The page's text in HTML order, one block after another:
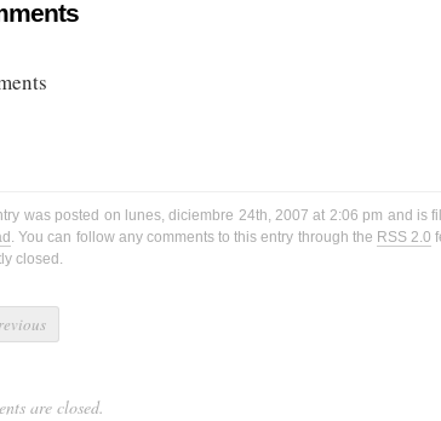
was posted on lunes, diciembre 24th, 2007 at 2:06 pm and is
. You can follow any comments to this entry through the RSS 2.0
closed.
are closed.